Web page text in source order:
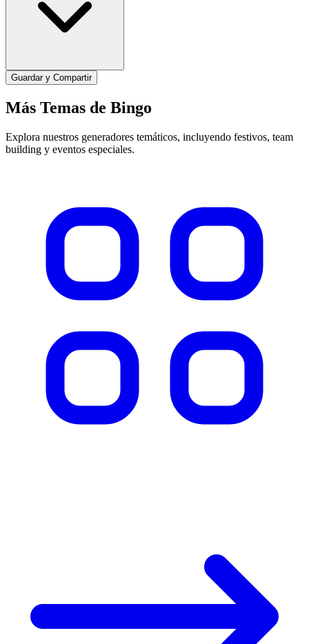
Guardar y Compartir
Más Temas de Bingo
Explora nuestros generadores temáticos, incluyendo festivos, team
building y eventos especiales.